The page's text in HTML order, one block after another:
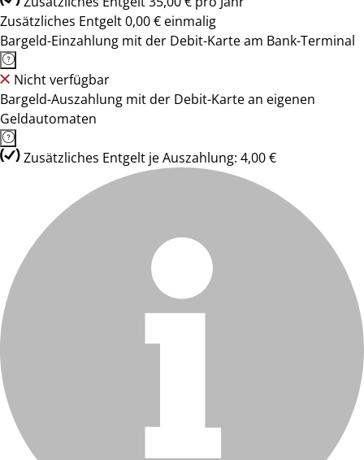
Zusätzliches Entgelt 0,00 € einmalig
Bargeld-Einzahlung mit der Debit-Karte am Bank-Terminal
Nicht verfügbar
Bargeld-Auszahlung mit der Debit-Karte an eigenen
Geldautomaten
Zusätzliches Entgelt je Auszahlung: 4,00 €